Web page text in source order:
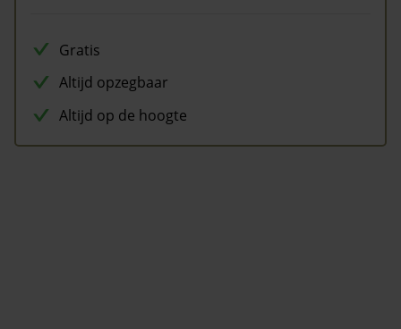
Gratis
Altijd opzegbaar
Altijd op de hoogte